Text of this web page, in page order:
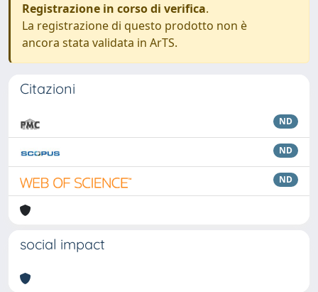
Registrazione in corso di verifica.
La registrazione di questo prodotto non è
ancora stata validata in ArTS.
Citazioni
ND
ND
ND
social impact